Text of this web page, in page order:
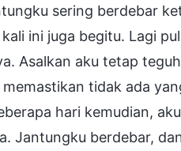
sering berdebar
ini juga begitu. Lagi
Asalkan aku tetap
tidak ada
hari kemudian,
Jantungku berdebar,